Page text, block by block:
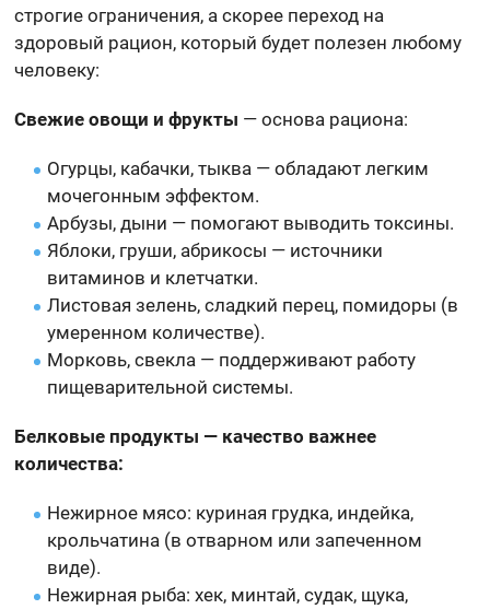
строгие ограничения, а скорее переход на
здоровый рацион, который будет полезен любому
человеку:
Свежие овощи и фрукты — основа рациона:
Огурцы, кабачки, тыква — обладают легким
мочегонным эффектом.
Арбузы, дыни — помогают выводить токсины.
Яблоки, груши, абрикосы — источники
витаминов и клетчатки.
Листовая зелень, сладкий перец, помидоры (в
умеренном количестве).
Морковь, свекла — поддерживают работу
пищеварительной системы.
Белковые продукты — качество важнее
количества:
Нежирное мясо: куриная грудка, индейка,
крольчатина (в отварном или запеченном
виде).
Нежирная рыба: хек, минтай, судак, щука,